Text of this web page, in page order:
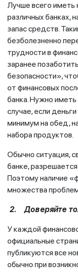
Лучше всего иметь
различных банках,
запас средств.
безболезненно
трудности в
заранее
безопасности»,
от финансовых
банка. Нужно
случае, если
минимум на обед,
набора продуктов.
Обычно ситуация,
банке,
Поэтому наличие
множества
2. Доверяйте
У каждой
официальные
публикуются все
обычно при